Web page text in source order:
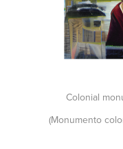
Colonial
(Monumento